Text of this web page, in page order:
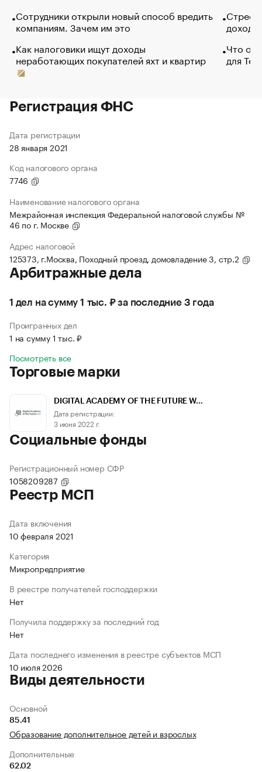
Сотрудники открыли новый способ вредить
компаниям. Зачем им это
Как налоговики ищут доходы
неработающих покупателей яхт и квартир
Что
для
Регистрация ФНС
Дата регистрации
28 января 2021
Код налогового органа
7746
Наименование налогового органа
Межрайонная инспекция Федеральной налоговой службы №
46 по г. Москве
Адрес налоговой
125373, г.Москва, Походный проезд, домовладение 3, стр.2
Арбитражные дела
1 дел на сумму 1 тыс. ₽ за последние 3 года
Проигранных дел
1 на сумму 1 тыс. ₽
Посмотреть все
Торговые марки
DIGITAL ACADEMY OF THE FUTURE W…
Дата регистрации:
3 июня 2022 г.
Социальные фонды
Регистрационный номер СФР
1058209287
Реестр МСП
Дата включения
10 февраля 2021
Категория
Микропредприятие
В реестре получателей господдержки
Нет
Получила поддержку за последний год
Нет
Дата последнего изменения в реестре субъектов МСП
10 июля 2026
Виды деятельности
Основной
85.41
Образование дополнительное детей и взрослых
Дополнительные
62.02